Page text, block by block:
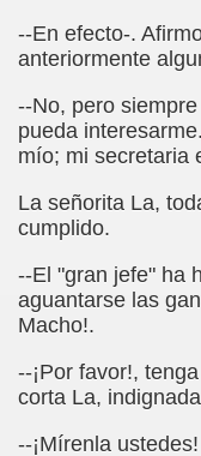
--En efecto-.
anteriormente
--No, pero
pueda
mío; mi secretaria
La señorita La,
cumplido.
--El "gran jefe" ha
aguantarse las
Macho!.
--¡Por favor!,
corta La,
--¡Mírenla
Fellenius)
y perspectivas
de Santiago
González
Disminución Visual